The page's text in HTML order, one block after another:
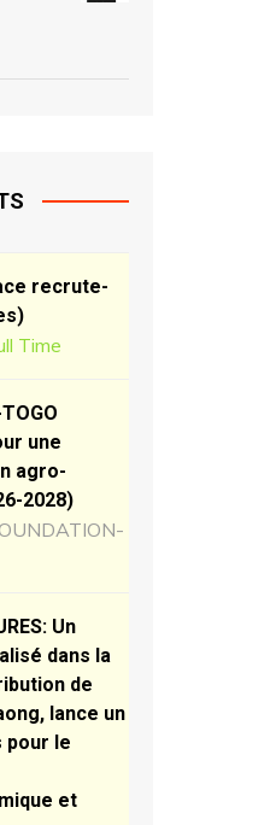
recrute-
Time
une
agro-
2028)
Un
dans la
de
lance un
pour le
et